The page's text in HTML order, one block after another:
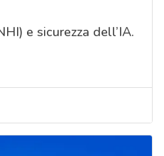
e sicurezza dell’IA.